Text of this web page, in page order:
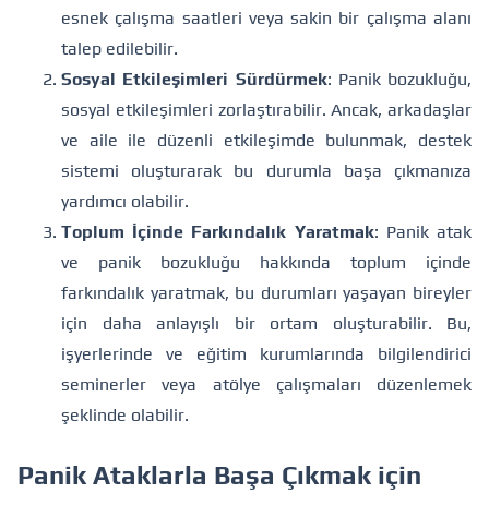
esnek çalışma saatleri veya sakin bir çalışma alanı
talep edilebilir.
Sosyal Etkileşimleri Sürdürmek: Panik bozukluğu,
sosyal etkileşimleri zorlaştırabilir. Ancak, arkadaşlar
ve aile ile düzenli etkileşimde bulunmak, destek
sistemi oluşturarak bu durumla başa çıkmanıza
yardımcı olabilir.
Toplum İçinde Farkındalık Yaratmak: Panik atak
ve panik bozukluğu hakkında toplum içinde
farkındalık yaratmak, bu durumları yaşayan bireyler
için daha anlayışlı bir ortam oluşturabilir. Bu,
işyerlerinde ve eğitim kurumlarında bilgilendirici
seminerler veya atölye çalışmaları düzenlemek
şeklinde olabilir.
Panik Ataklarla Başa Çıkmak için